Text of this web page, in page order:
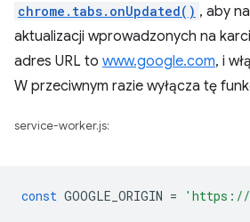
chrome.tabs.onUpdated() , aby
aktualizacji wprowadzonych na
adres URL to www.google.com, i
W przeciwnym razie wyłącza tę
service-worker.js:
const GOOGLE_ORIGIN = 'https://